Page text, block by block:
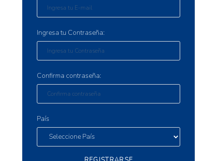
Ingresa tu Contraseña:
Confirma contraseña:
País